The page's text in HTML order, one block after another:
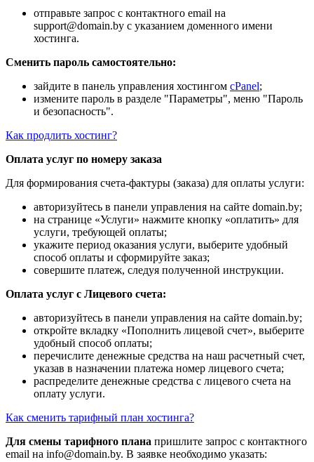
отправьте запрос с контактного email на
support@domain.by с указанием доменного имени
хостинга.
Сменить пароль самостоятельно:
зайдите в панель управления хостингом cPanel;
измените пароль в разделе "Параметры", меню "Пароль
и безопасность".
Как продлить хостинг?
Оплата услуг по номеру заказа
Для формирования счета-фактуры (заказа) для оплаты услуги:
авторизуйтесь в панели управления на сайте domain.by;
на странице «Услуги» нажмите кнопку «оплатить» для
услуги, требующей оплаты;
укажите период оказания услуги, выберите удобный
способ оплаты и сформируйте заказ;
совершите платеж, следуя полученной инструкции.
Оплата услуг с Лицевого счета:
авторизуйтесь в панели управления на сайте domain.by;
откройте вкладку «Пополнить лицевой счет», выберите
удобный способ оплаты;
перечислите денежные средства на наш расчетный счет,
указав в назначении платежа номер лицевого счета;
распределите денежные средства с лицевого счета на
оплату услуги.
Как сменить тарифный план хостинга?
Для смены тарифного плана пришлите запрос с контактного
email на info@domain.by. В заявке необходимо указать: